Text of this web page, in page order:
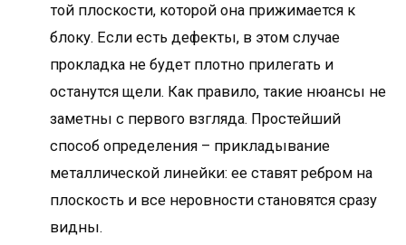
той плоскости, которой она прижимается к
блоку. Если есть дефекты, в этом случае
прокладка не будет плотно прилегать и
останутся щели. Как правило, такие нюансы не
заметны с первого взгляда. Простейший
способ определения – прикладывание
металлической линейки: ее ставят ребром на
плоскость и все неровности становятся сразу
видны.